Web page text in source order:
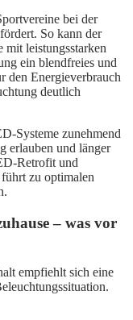
bei der
So kann der
leistungsstarken
ein blendfreies und
den Energieverbrauch
deutlich
Systeme zunehmend
erlauben und länger
Retrofit und
zu optimalen
– was vor
empfiehlt sich eine